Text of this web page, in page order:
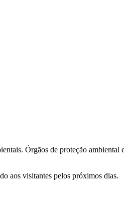
Órgãos de proteção ambiental
aos visitantes pelos próximos dias.